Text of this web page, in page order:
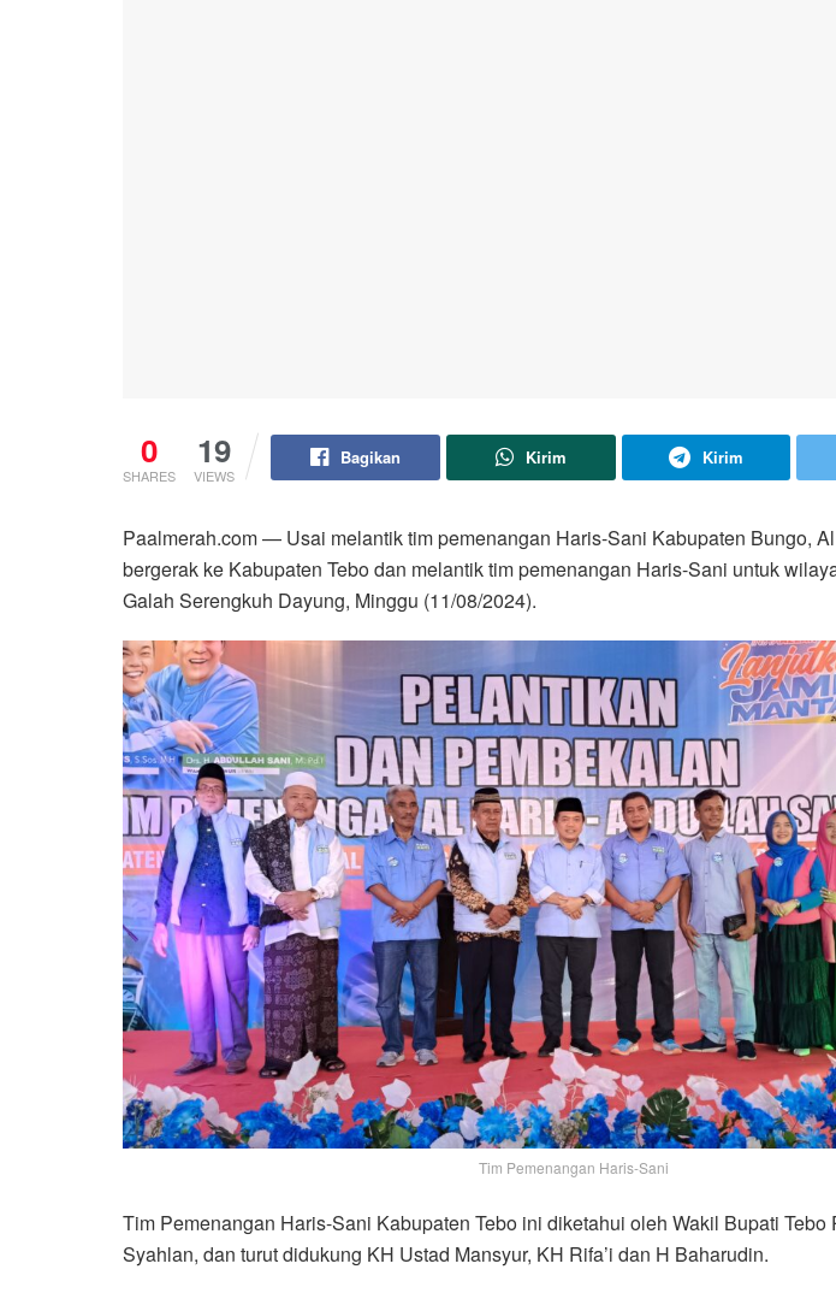
0
SHARES
19
VIEWS
Bagikan Kirim Kirim
Paalmerah.com — Usai melantik tim pemenangan Haris-Sani Kabupaten Bungo,
bergerak ke Kabupaten Tebo dan melantik tim pemenangan Haris-Sani untuk
Galah Serengkuh Dayung, Minggu (11/08/2024).
Tim Pemenangan Haris-Sani
Tim Pemenangan Haris-Sani Kabupaten Tebo ini diketahui oleh Wakil Bupati Tebo
Syahlan, dan turut didukung KH Ustad Mansyur, KH Rifa’i dan H Baharudin.